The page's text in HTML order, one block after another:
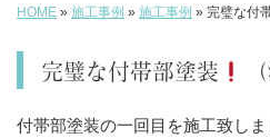
HOME » 施工事例 » 施工事例 » 完璧な付
完璧な付帯部塗装
付帯部塗装の一回目を施工致しま